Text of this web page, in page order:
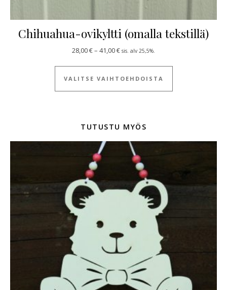
Chihuahua-ovikyltti (omalla tekstillä)
28,00€– 41,00€Hintaluokka: 28,00 € - 41,00 €
sis. alv 25,5%.
VALITSE VAIHTOEHDOISTA
Tällä tuotteella
TUTUSTU MYÖS